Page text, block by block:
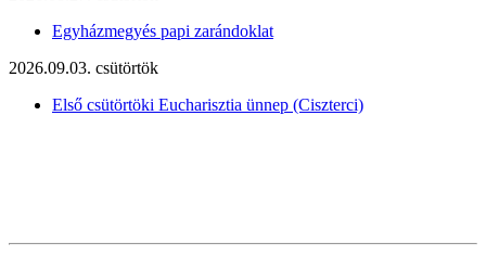
Egyházmegyés papi zarándoklat
2026.09.03. csütörtök
Első csütörtöki Eucharisztia ünnep (Ciszterci)